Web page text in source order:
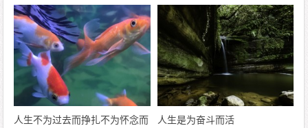
人生不为过去而挣扎不为怀念而
人生是为奋斗而活